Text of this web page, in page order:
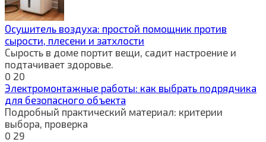
Осушитель воздуха: простой помощник против
сырости, плесени и затхлости
Сырость в доме портит вещи, садит настроение и
подтачивает здоровье.
0 20
Электромонтажные работы: как выбрать подрядчика
для безопасного объекта
Подробный практический материал: критерии
выбора, проверка
0 29